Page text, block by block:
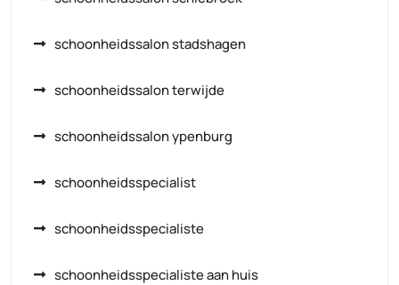
schoonheidssalon stadshagen
schoonheidssalon terwijde
schoonheidssalon ypenburg
schoonheidsspecialist
schoonheidsspecialiste
schoonheidsspecialiste aan huis